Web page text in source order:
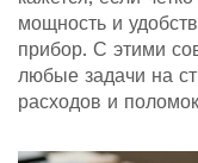
мощность и
прибор. С этими
любые задачи на
расходов и